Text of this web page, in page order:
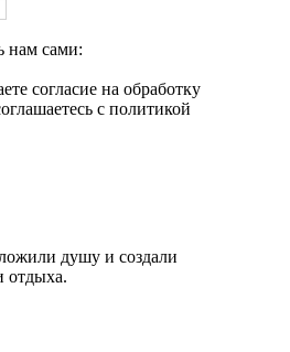
нам сами:
согласие на обработку
c политикой
душу и создали
отдыха.